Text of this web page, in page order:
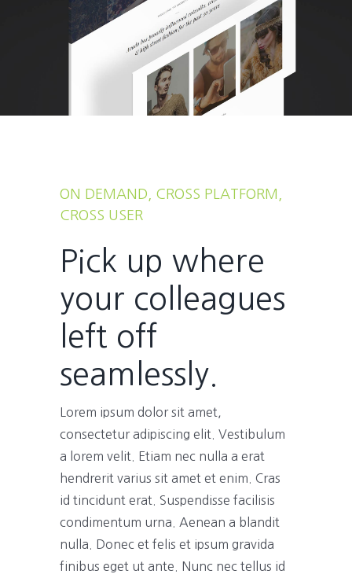
ON DEMAND, CROSS PLATFORM,
CROSS USER
Pick up where
your colleagues
left off
seamlessly.
Lorem ipsum dolor sit amet,
consectetur adipiscing elit. Vestibulum
a lorem velit. Etiam nec nulla a erat
hendrerit varius sit amet et enim. Cras
id tincidunt erat. Suspendisse facilisis
condimentum urna. Aenean a blandit
nulla. Donec et felis et ipsum gravida
finibus eget ut ante. Nunc nec tellus id